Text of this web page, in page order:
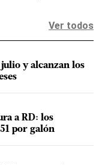
Ver todos
julio y alcanzan los
a RD: los
por galón